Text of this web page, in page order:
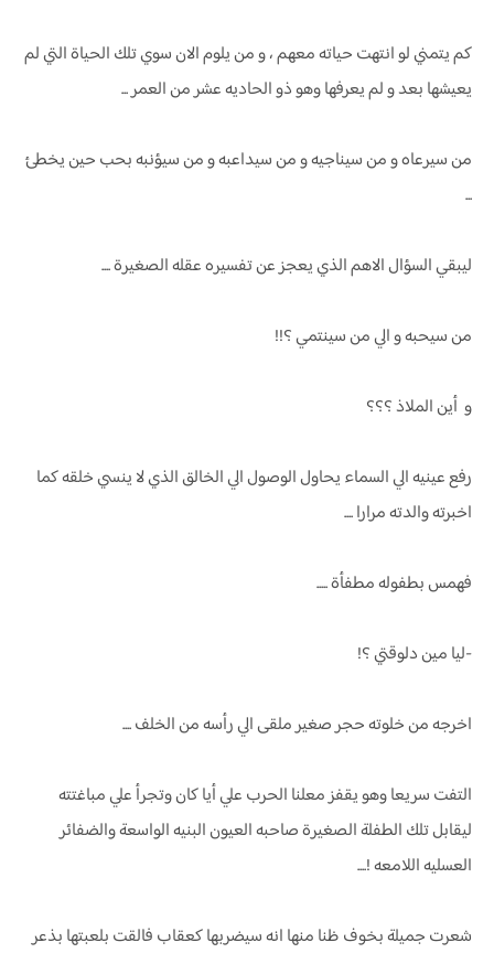
كم يتمني لو انتهت حياته معهم ، و من يلوم الان سوي تلك الحياة التي لم
يعيشها بعد و لم يعرفها وهو ذو الحاديه عشر من العمر ...
من سيرعاه و من سيناجيه و من سيداعبه و من سيؤنبه بحب حين يخطئ
...
ليبقي السؤال الاهم الذي يعجز عن تفسيره عقله الصغيرة ....
من سيحبه و الي من سينتمي ؟!!
و أين الملاذ ؟؟؟
رفع عينيه الي السماء يحاول الوصول الي الخالق الذي لا ينسي خلقه كما
اخبرته والدته مرارا ....
فهمس بطفوله مطفأة .....
-ليا مين دلوقتي ؟!
اخرجه من خلوته حجر صغير ملقى الي رأسه من الخلف ....
التفت سريعا وهو يقفز معلنا الحرب علي أيا كان وتجرأ علي مباغتته
ليقابل تلك الطفلة الصغيرة صاحبه العيون البنيه الواسعة والضفائر
العسليه اللامعه !....
شعرت جميلة بخوف ظنا منها انه سيضربها كعقاب فالقت بلعبتها بذعر